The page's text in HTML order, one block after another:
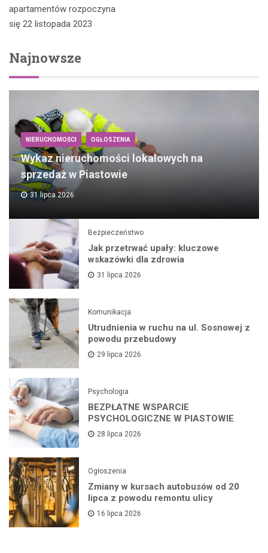
apartamentów rozpoczyna
się 22 listopada 2023
Najnowsze
NIERUCHOMOŚCI OGŁOSZENIA
Wykaz nieruchomości lokalowych na
sprzedaż w Piastowie
31 lipca 2026
Bezpieczeństwo
Jak przetrwać upały: kluczowe
wskazówki dla zdrowia
31 lipca 2026
Komunikacja
Utrudnienia w ruchu na ul. Sosnowej z
powodu przebudowy
29 lipca 2026
Psychologia
BEZPŁATNE WSPARCIE
PSYCHOLOGICZNE W PIASTOWIE
28 lipca 2026
Ogłoszenia
Zmiany w kursach autobusów od 20
lipca z powodu remontu ulicy
16 lipca 2026